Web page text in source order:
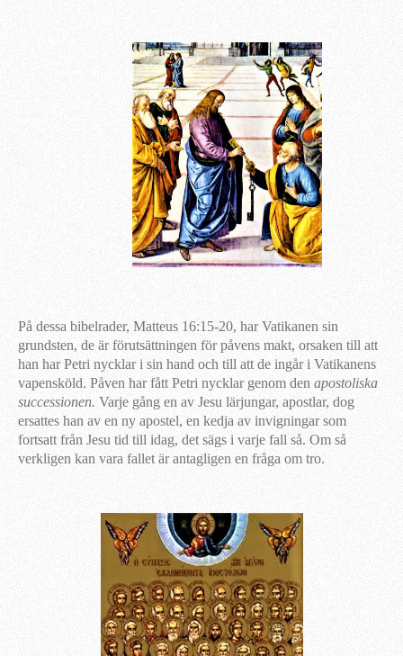
På dessa bibelrader, Matteus 16:15-20, har Vatikanen sin
grundsten, de är förutsättningen för påvens makt, orsaken till att
han har Petri nycklar i sin hand och till att de ingår i Vatikanens
vapensköld. Påven har fått Petri nycklar genom den apostoliska
successionen. Varje gång en av Jesu lärjungar, apostlar, dog
ersattes han av en ny apostel, en kedja av invigningar som
fortsatt från Jesu tid till idag, det sägs i varje fall så. Om så
verkligen kan vara fallet är antagligen en fråga om tro.